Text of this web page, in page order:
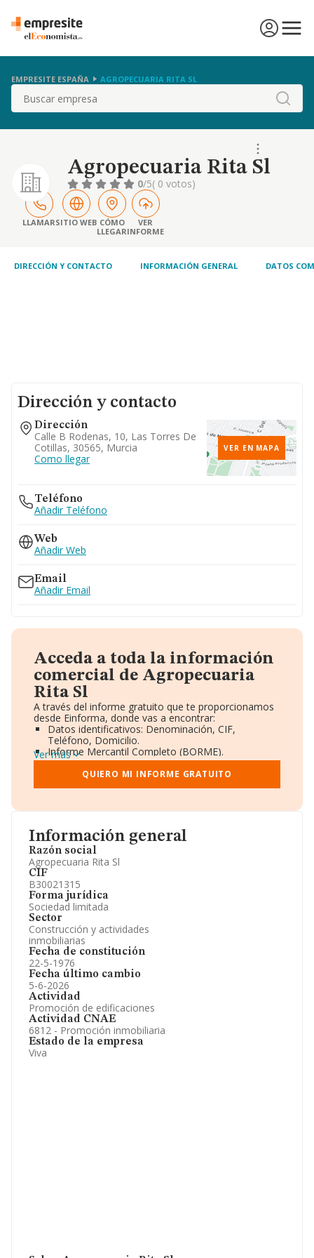
EMPRESITE ESPAÑA AGROPECUARIA RITA SL
Buscar
Agropecuaria Rita Sl
0/5( 0 votos)
LLAMARSITIO WEB CÓMO
LLEGAR
VER
INFORME
DIRECCIÓN Y CONTACTO INFORMACIÓN GENERAL DATOS
Información general
Razón social
Agropecuaria Rita Sl
CIF
B30021315
Forma jurídica
Sociedad limitada
Sector
Construcción y actividades
inmobiliarias
Fecha de constitución
22-5-1976
Fecha último cambio
5-6-2026
Actividad
Promoción de edificaciones
Actividad CNAE
6812 - Promoción inmobiliaria
Estado de la empresa
Viva
Dirección y contacto
Dirección
Calle B Rodenas, 10, Las Torres De
Cotillas, 30565, Murcia
Como llegar
VER EN MAPA
Teléfono
Añadir Teléfono
Web
Añadir Web
Email
Añadir Email
Acceda a toda la información
comercial de Agropecuaria
Rita Sl
A través del informe gratuito que te proporcionamos
desde Einforma, donde vas a encontrar:
Datos identificativos: Denominación, CIF,
Teléfono, Domicilio.
Informe Mercantil Completo (BORME).
Gráficos de Evolución Ventas y Empleados.
Consejo de Administración y Administradores.
Directivos y Ejecutivos.
Información oficial y registral complementaria.
Ver más
QUIERO MI INFORME GRATUITO